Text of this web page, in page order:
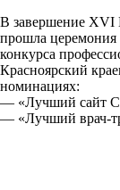
В завершение XVI
прошла церемония
конкурса
Красноярский
номинациях:
— «Лучший сайт
— «Лучший врач-